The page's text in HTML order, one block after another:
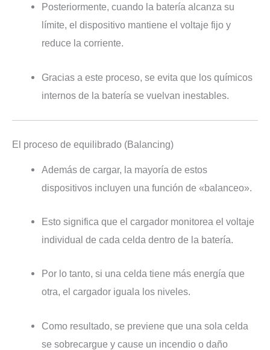
Posteriormente, cuando la batería alcanza su
límite, el dispositivo mantiene el voltaje fijo y
reduce la corriente.
Gracias a este proceso, se evita que los químicos
internos de la batería se vuelvan inestables.
El proceso de equilibrado (Balancing)
Además de cargar, la mayoría de estos
dispositivos incluyen una función de «balanceo».
Esto significa que el cargador monitorea el voltaje
individual de cada celda dentro de la batería.
Por lo tanto, si una celda tiene más energía que
otra, el cargador iguala los niveles.
Como resultado, se previene que una sola celda
se sobrecargue y cause un incendio o daño